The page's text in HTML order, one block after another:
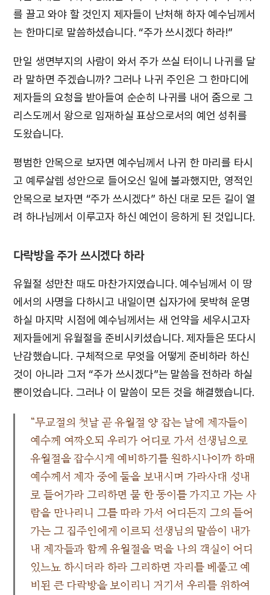
를 끌고 와야 할 것인지 제자들이 난처해 하자 예수님께서
는 한마디로 말씀하셨습니다. “주가 쓰시겠다 하라!”
만일 생면부지의 사람이 와서 주가 쓰실 터이니 나귀를 달
라 말하면 주겠습니까? 그러나 나귀 주인은 그 한마디에
제자들의 요청을 받아들여 순순히 나귀를 내어 줌으로 그
리스도께서 왕으로 임재하실 표상으로서의 예언 성취를
도왔습니다.
평범한 안목으로 보자면 예수님께서 나귀 한 마리를 타시
고 예루살렘 성안으로 들어오신 일에 불과했지만, 영적인
안목으로 보자면 “주가 쓰시겠다” 하신 대로 모든 길이 열
려 하나님께서 이루고자 하신 예언이 응하게 된 것입니다.
다락방을 주가 쓰시겠다 하라
유월절 성만찬 때도 마찬가지였습니다. 예수님께서 이 땅
에서의 사명을 다하시고 내일이면 십자가에 못박혀 운명
하실 마지막 시점에 예수님께서는 새 언약을 세우시고자
제자들에게 유월절을 준비시키셨습니다. 제자들은 또다시
난감했습니다. 구체적으로 무엇을 어떻게 준비하라 하신
것이 아니라 그저 “주가 쓰시겠다”는 말씀을 전하라 하실
뿐이었습니다. 그러나 이 말씀이 모든 것을 해결했습니다.
“무교절의 첫날 곧 유월절 양 잡는 날에 제자들이
예수께 여짜오되 우리가 어디로 가서 선생님으로
유월절을 잡수시게 예비하기를 원하시나이까 하매
예수께서 제자 중에 둘을 보내시며 가라사대 성내
로 들어가라 그리하면 물 한 동이를 가지고 가는 사
람을 만나리니 그를 따라 가서 어디든지 그의 들어
가는 그 집주인에게 이르되 선생님의 말씀이 내가
내 제자들과 함께 유월절을 먹을 나의 객실이 어디
있느뇨 하시더라 하라 그리하면 자리를 베풀고 예
비된 큰 다락방을 보이리니 거기서 우리를 위하여